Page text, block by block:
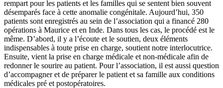
rempart pour les patients et les familles qui se sentent bien souvent
désemparés face à cette anomalie congénitale. Aujourd’hui, 350
patients sont enregistrés au sein de l’association qui a financé 280
opérations à Maurice et en Inde. Dans tous les cas, le procédé est le
même. D’abord, il y a l’écoute et le soutien, deux éléments
indispensables à toute prise en charge, soutient notre interlocutrice.
Ensuite, vient la prise en charge médicale et non-médicale afin de
redonner le sourire au patient. Pour l’association, il est aussi question
d’accompagner et de préparer le patient et sa famille aux conditions
médicales pré et postopératoires.